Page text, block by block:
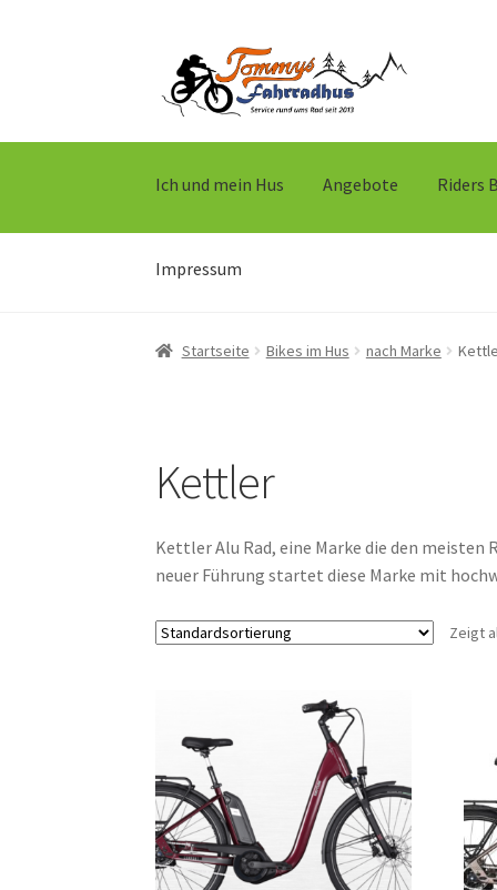
Navigation
springen
Zum
Inhalt
springen
Ich und mein Hus Angebote Riders
Impressum
Startseite Bikes im Hus nach Marke
Kettler
Kettler Alu Rad, eine Marke die den
neuer Führung startet diese Marke mit
Zeigt